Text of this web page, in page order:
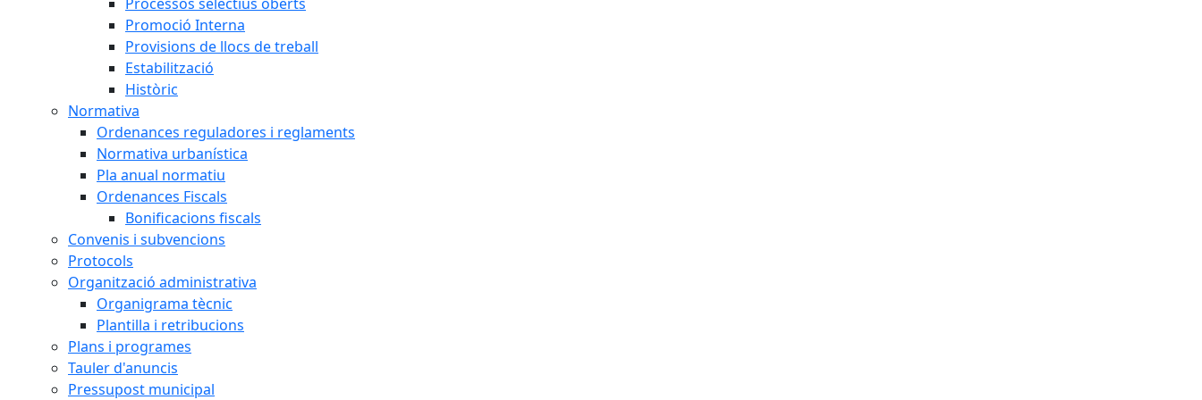
Promoció Interna
Provisions de llocs de treball
Estabilització
Històric
Normativa
Ordenances reguladores i reglaments
Normativa urbanística
Pla anual normatiu
Ordenances Fiscals
Bonificacions fiscals
Convenis i subvencions
Protocols
Organització administrativa
Organigrama tècnic
Plantilla i retribucions
Plans i programes
Tauler d'anuncis
Pressupost municipal